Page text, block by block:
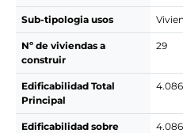
Sub-tipologia usos
Nº de viviendas a
construir
29
Edificabilidad Total
Principal
Edificabilidad sobre